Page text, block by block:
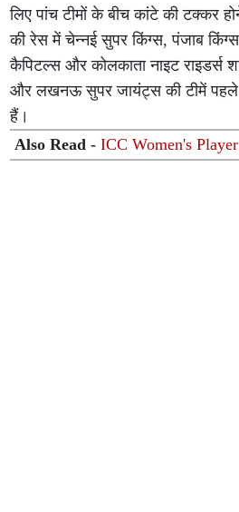
लिए पांच टीमों के बीच कांटे की टक्कर
की रेस में चेन्नई सुपर किंग्स, पंजाब
कैपिटल्स और कोलकाता नाइट राइडर्स
और लखनऊ सुपर जायंट्स की टीमें पहले
हैं।
Also Read -ICC Women's
डैनी वायट-हॉज ने बाजी मारी, भारतीय